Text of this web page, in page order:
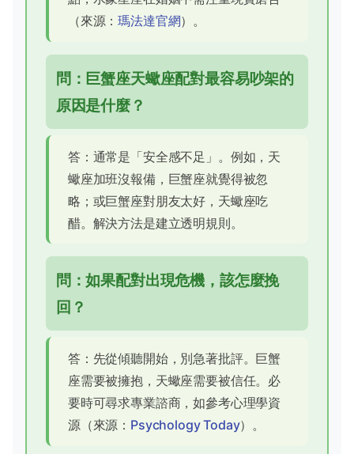
（來源：瑪法達官網）。
問：巨蟹座天蠍座配對最容易吵架的
原因是什麼？
答：通常是「安全感不足」。例如，天
蠍座加班沒報備，巨蟹座就覺得被忽
略；或巨蟹座對朋友太好，天蠍座吃
醋。解決方法是建立透明規則。
問：如果配對出現危機，該怎麼挽
回？
答：先從傾聽開始，別急著批評。巨蟹
座需要被擁抱，天蠍座需要被信任。必
要時可尋求專業諮商，如參考心理學資
源（來源： Psychology Today）。